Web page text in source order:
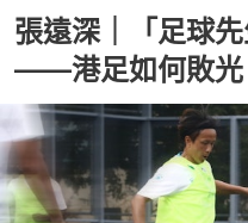
張遠深｜「足球
——港足如何敗光